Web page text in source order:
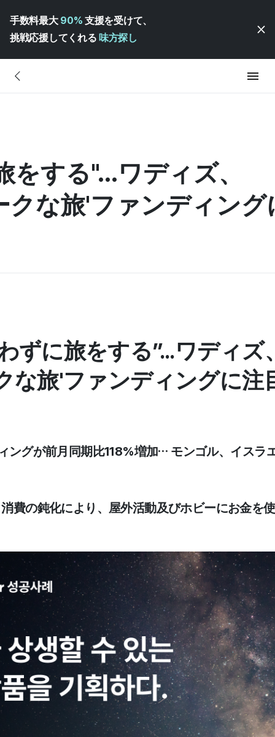
手数料最大 90% 支援を受けて、
挑戦応援してくれる 味方探し
する"...ワディズ、
クな旅'ファンディング
ずに旅をする”...ワディズ
な旅'ファンディングに注
ングが前月同期比118%増加… モンゴル、イスラ
費の鈍化により、屋外活動及びホビーにお金を